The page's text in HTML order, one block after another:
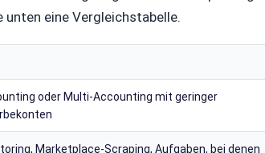
eine Vergleichstabelle.
oder Multi-Accounting mit geringer
Marketplace-Scraping, Aufgaben, bei denen